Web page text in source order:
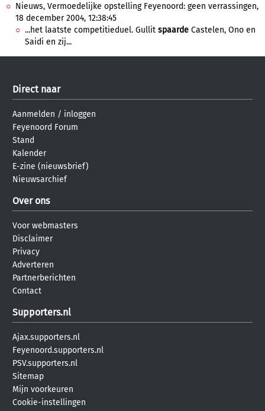
Nieuws, Vermoedelijke opstelling Feyenoord: geen verrassingen,
18 december 2004, 12:38:45
...het laatste competitieduel. Gullit spaarde Castelen, Ono en
Saidi en zij...
Direct naar
Aanmelden / inloggen
Feyenoord Forum
Stand
Kalender
E-zine (nieuwsbrief)
Nieuwsarchief
Over ons
Voor webmasters
Disclaimer
Privacy
Adverteren
Partnerberichten
Contact
Supporters.nl
Ajax.supporters.nl
Feyenoord.supporters.nl
PSV.supporters.nl
Sitemap
Mijn voorkeuren
Cookie-instellingen